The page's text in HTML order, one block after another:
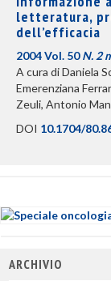
letteratura,
dell’efficacia
2004 Vol. 50N. 2
A cura di Daniela
Emerenziana
Zeuli, Antonio
DOI 10.1704/
ARCHIVIO